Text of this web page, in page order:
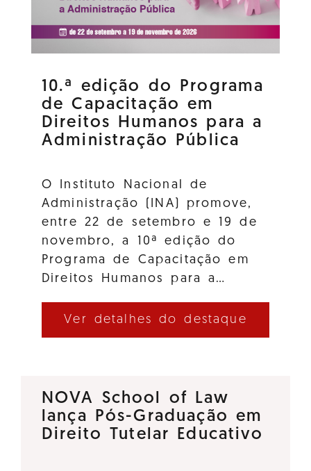
10.ª edição do Programa
de Capacitação em
Direitos Humanos para a
Administração Pública
O Instituto Nacional de
Administração (INA) promove,
entre 22 de setembro e 19 de
novembro, a 10ª edição do
Programa de Capacitação em
Direitos Humanos para a…
Ver detalhes do destaque
NOVA School of Law
lança Pós-Graduação em
Direito Tutelar Educativo